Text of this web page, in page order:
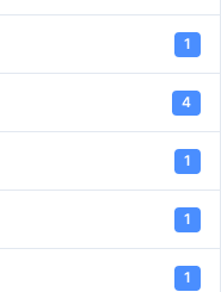
1
4
1
1
1